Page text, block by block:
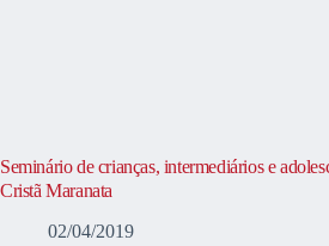
Seminário de crianças, intermediários e
Cristã Maranata
02/04/2019